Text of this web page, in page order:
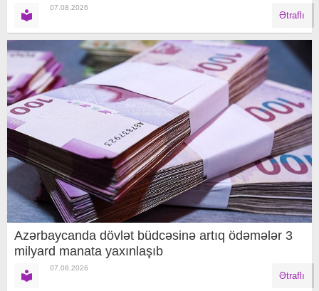
07.08.2026
Ətraflı
Azərbaycanda dövlət büdcəsinə artıq ödəmələr 3
milyard manata yaxınlaşıb
07.08.2026
Ətraflı